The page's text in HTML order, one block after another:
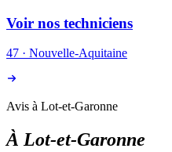
Voir nos techniciens
47 · Nouvelle-Aquitaine
Avis à Lot-et-Garonne
À Lot-et-Garonne